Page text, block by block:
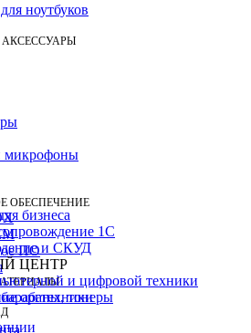
ноутбуков
микрофоны
ОБЕСПЕЧЕНИЕ
ПО
тонеры
бизнеса
1C
и СКУД
ЦЕНТР
и цифровой техники
оргтехники